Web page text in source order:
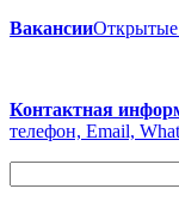
Вакансии
Контактная
телефон, Email,